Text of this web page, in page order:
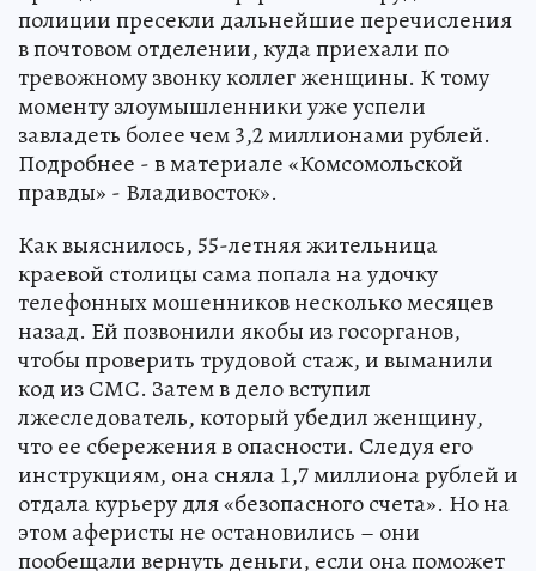
полиции пресекли дальнейшие перечисления
в почтовом отделении, куда приехали по
тревожному звонку коллег женщины. К тому
моменту злоумышленники уже успели
завладеть более чем 3,2 миллионами рублей.
Подробнее - в материале «Комсомольской
правды» - Владивосток».
Как выяснилось, 55-летняя жительница
краевой столицы сама попала на удочку
телефонных мошенников несколько месяцев
назад. Ей позвонили якобы из госорганов,
чтобы проверить трудовой стаж, и выманили
код из СМС. Затем в дело вступил
лжеследователь, который убедил женщину,
что ее сбережения в опасности. Следуя его
инструкциям, она сняла 1,7 миллиона рублей и
отдала курьеру для «безопасного счета». Но на
этом аферисты не остановились – они
пообещали вернуть деньги, если она поможет